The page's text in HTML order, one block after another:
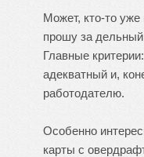
Может, кто-то
прошу за
Главные
адекватный и,
работодателю.
Особенно
карты с